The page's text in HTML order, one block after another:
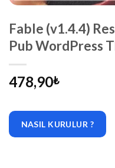
Fable (v1.4.4)
Pub WordPress
478,90₺
NASIL KURULUR ?